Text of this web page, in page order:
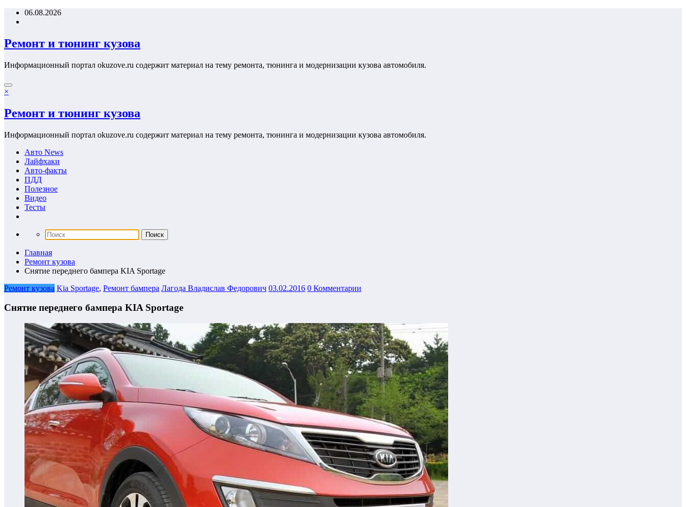
Перейти06.08.2026
Ремонт и тюнинг кузова
Информационный портал okuzove.ru содержит материал на тему ремонта, тюнинга и модернизации кузова автомобиля.
×
Ремонт и тюнинг кузова
Информационный портал okuzove.ru содержит материал на тему ремонта, тюнинга и модернизации кузова автомобиля.
Авто News
Лайфхаки
Авто-факты
ПДД
Полезное
Видео
Тесты
Главная
Ремонт кузова
Снятие переднего бампера KIA Sportage
Ремонт кузова Kia Sportage, Ремонт бампера Лагода Владислав Федорович 03.02.2016 0 Комментарии
Снятие переднего бампера KIA Sportage